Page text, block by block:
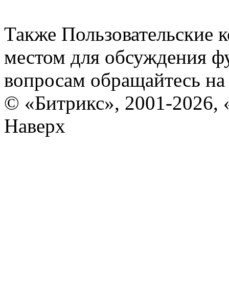
Также Пользовательские
местом для обсуждения
вопросам обращайтесь
© «Битрикс», 2001-2026,
Наверх